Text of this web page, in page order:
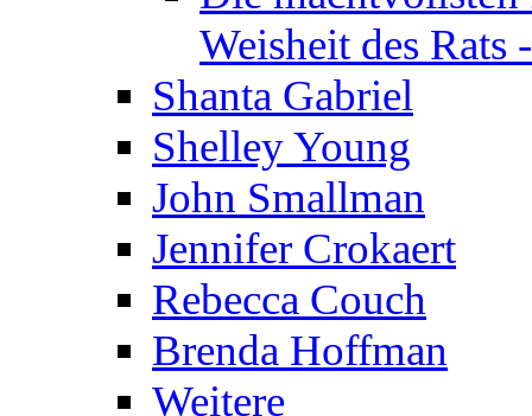
Weisheit des Rats
Shanta Gabriel
Shelley Young
John Smallman
Jennifer Crokaert
Rebecca Couch
Brenda Hoffman
Weitere